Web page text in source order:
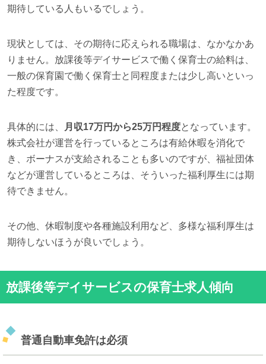
期待している人もいるでしょう。
現状としては、その期待に応えられる職場は、なかなかあ
りません。放課後等デイサービスで働く保育士の給料は、
一般の保育園で働く保育士と同程度または少し高いといっ
た程度です。
具体的には、 月収17万円から25万円程度となっています。
株式会社が運営を行っているところは有給休暇を消化で
き、ボーナスが支給されることも多いのですが、福祉団体
などが運営しているところは、そういった福利厚生には期
待できません。
その他、休暇制度や各種施設利用など、多様な福利厚生は
期待しないほうが良いでしょう。
放課後等デイサービスの保育士求人傾向
普通自動車免許は必須